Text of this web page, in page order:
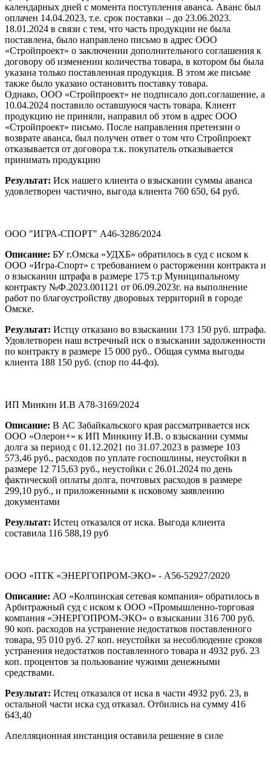
календарных дней с момента поступления аванса. Аванс был
оплачен 14.04.2023, т.е. срок поставки – до 23.06.2023.
18.01.2024 в связи с тем, что часть продукции не была
поставлена, было направлено письмо в адрес ООО
«Стройпроект» о заключении дополнительного соглашения к
договору об изменении количества товара, в котором бы была
указана только поставленная продукция. В этом же письме
также было указано остановить поставку товара.
Однако, ООО «Стройпроект» не подписало доп.соглашение, а
10.04.2024 поставило оставшуюся часть товара. Клиент
продукцию не приняли, направил об этом в адрес ООО
«Стройпроект» письмо. После направления претензии о
возврате аванса, был получен ответ о том что Стройпроект
отказывается от договора т.к. покупатель отказывается
принимать продукцию
Результат: Иск нашего клиента о взыскании суммы аванса
удовлетворен частично, выгода клиента 760 650, 64 руб.
ООО "ИГРА-СПОРТ" А46-3286/2024
Описание: БУ г.Омска «УДХБ» обратилось в суд с иском к
ООО «Игра-Спорт» с требованием о расторжении контракта и
о взыскании штрафа в размере 175 т.р Муниципальному
контракту №Ф.2023.001121 от 06.09.2023г. на выполнение
работ по благоустройству дворовых территорий в городе
Омске.
Результат: Истцу отказано во взыскании 173 150 руб. штрафа.
Удовлетворен наш встречный иск о взыскании задолженности
по контракту в размере 15 000 руб.. Общая сумма выгоды
клиента 188 150 руб. (спор по 44-фз).
ИП Минкин И.В А78-3169/2024
Описание: В АС Забайкальского края рассматривается иск
ООО «Олерон+» к ИП Минкину И.В. о взыскании суммы
долга за период с 01.12.2021 по 31.07.2023 в размере 103
573,46 руб., расходов по уплате госпошлины, неустойки в
размере 12 715,63 руб., неустойки с 26.01.2024 по день
фактической оплаты долга, почтовых расходов в размере
299,10 руб., и приложенными к исковому заявлению
документами
Результат: Истец отказался от иска. Выгода клиента
составила 116 588,19 руб
ООО «ПТК «ЭНЕРГОПРОМ-ЭКО» - А56-52927/2020
Описание: АО «Колпинская сетевая компания» обратилось в
Арбитражный суд с иском к ООО «Промышленно-торговая
компания «ЭНЕРГОПРОМ-ЭКО» о взыскании 316 700 руб.
90 коп. расходов на устранение недостатков поставленного
товара, 95 010 руб. 27 коп. неустойки за несоблюдение сроков
устранения недостатков поставленного товара и 4932 руб. 23
коп. процентов за пользование чужими денежными
средствами.
Результат: Истец отказался от иска в части 4932 руб. 23, в
остальной части иска суд отказал. Отбились на сумму 416
643,40
Апелляционная инстанция оставила решение в силе